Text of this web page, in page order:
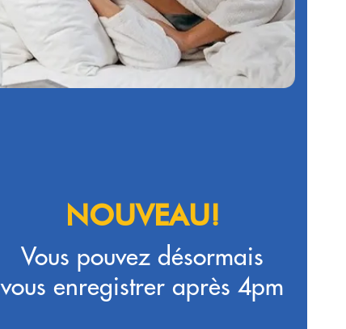
NOUVEAU!
Vous pouvez désormais
vous enregistrer après 4pm